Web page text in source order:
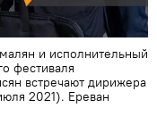
и исполнительный
фестиваля
встречают дирижера
2021). Еревaн